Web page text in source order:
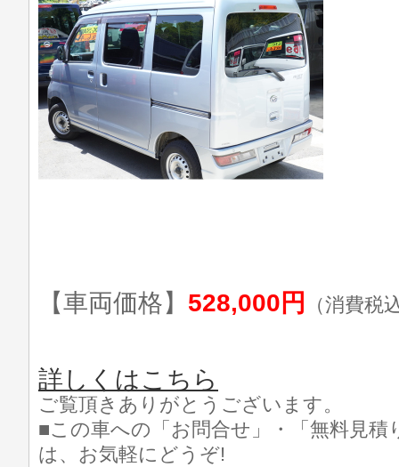
【車両価格】 528,000円 （消費税
詳しくはこちら
ご覧頂きありがとうございます。
■この車への「お問合せ」・「無料見積
は、お気軽にどうぞ!